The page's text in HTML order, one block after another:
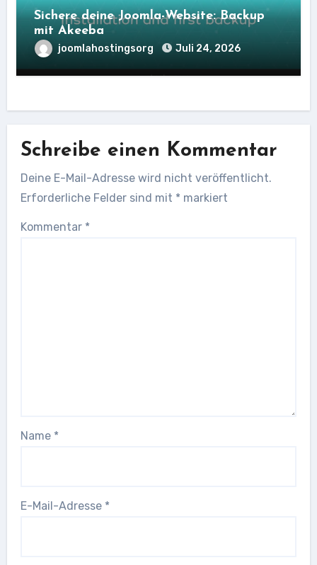
Sichere deine Joomla-Website: Backup
mit Akeeba
joomlahostingsorg Juli 24, 2026
Schreibe einen Kommentar
Deine E-Mail-Adresse wird nicht veröffentlicht.
Erforderliche Felder sind mit * markiert
Kommentar *
Name *
E-Mail-Adresse *